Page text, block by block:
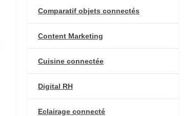
Comparatif objets connectés
Content Marketing
Cuisine connectée
Digital RH
Eclairage connecté